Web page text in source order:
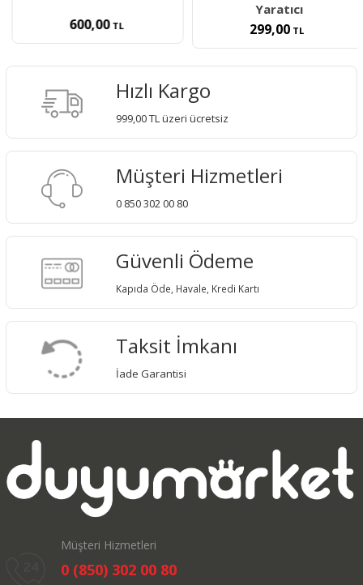
600,00TL
Yaratıcı
299,00TL
Hızlı Kargo
999,00 TL üzeri ücretsiz
Müşteri Hizmetleri
0 850 302 00 80
Güvenli Ödeme
Kapıda Öde, Havale, Kredi Kartı
Taksit İmkanı
İade Garantisi
Müşteri Hizmetleri
0 (850) 302 00 80